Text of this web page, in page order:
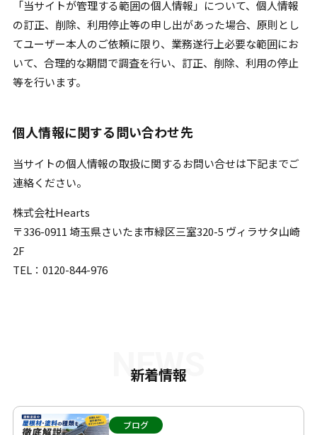
「当サイトが管理する範囲の個人情報」について、個人情報
の訂正、削除、利用停止等の申し出があった場合、原則とし
てユーザー本人のご依頼に限り、業務遂行上必要な範囲にお
いて、合理的な期間で調査を行い、訂正、削除、利用の停止
等を行います。
個人情報に関する問い合わせ先
当サイトの個人情報の取扱に関するお問い合せは下記までご
連絡ください。
株式会社Hearts
〒336-0911 埼玉県さいたま市緑区三室320-5 ヴィラサタ山崎
2F
TEL：0120-844-976
NEWS
新着情報
ブログ